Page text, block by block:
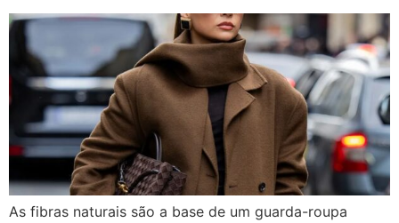
As fibras naturais são a base de um guarda-roupa